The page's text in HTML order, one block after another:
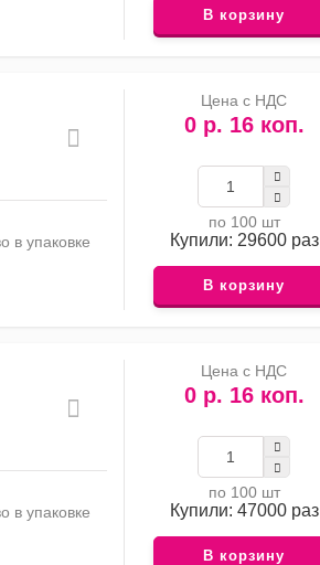
В корзину
в упаковке
Цена с НДС
0 р. 16 коп.
по 100 шт
Купили: 29600 раз
В корзину
в упаковке
Цена с НДС
0 р. 16 коп.
по 100 шт
Купили: 47000 раз
В корзину